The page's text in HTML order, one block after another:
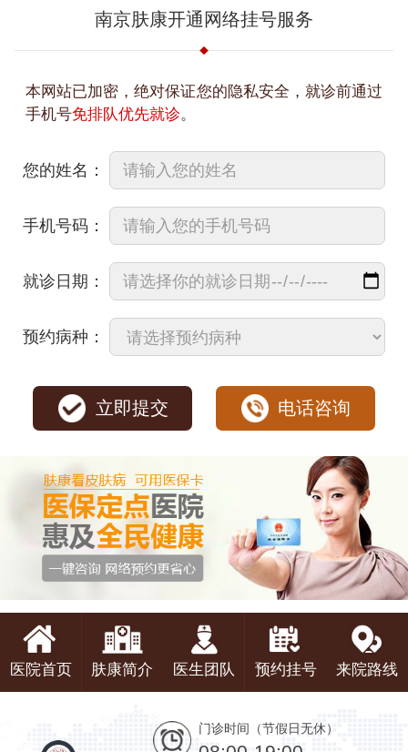
南京肤康开通网络挂号服务
本网站已加密，绝对保证您的隐私安全，就诊前通过
手机号免排队优先就诊。
您的姓名：
手机号码：
就诊日期：
预约病种：
立即提交 电话咨询
医院首页 肤康简介 医生团队 预约挂号 来院路线
门诊时间（节假日无休）